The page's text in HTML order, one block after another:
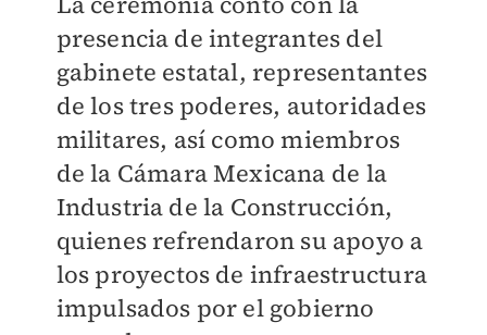
presencia de integrantes del
gabinete estatal, representantes
de los tres poderes, autoridades
militares, así como miembros
de la Cámara Mexicana de la
Industria de la Construcción,
quienes refrendaron su apoyo a
los proyectos de infraestructura
impulsados por el gobierno